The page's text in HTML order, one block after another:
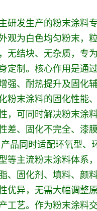
研发生产的粉末涂料
观为白色均匀粉末，
无结块、无杂质，专
定制。核心作用是通
强、耐热提升及固化
粉末涂料的固化性能
，可同时解决粉末涂
差、固化不完全、漆
品同时适配环氧型、
等主流粉末涂料体系
、固化剂、填料、颜
优异，无需大幅调整
工艺。作为粉末涂料